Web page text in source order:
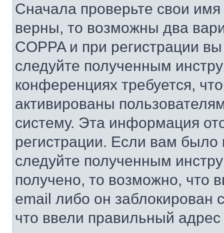
Сначала проверьте свои
верны, то возможны два
COPPA и при регистрации
следуйте полученным
конференциях требуется,
активированы
систему. Эта информация
регистрации. Если вам
следуйте полученным
получено, то возможно, что
email либо он
что ввели правильный адрес